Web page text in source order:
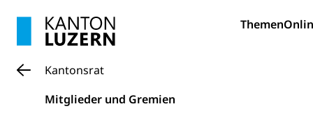
Themen
Kantonsrat
Mitglieder und Gremien
Tierschutz
Todesfall